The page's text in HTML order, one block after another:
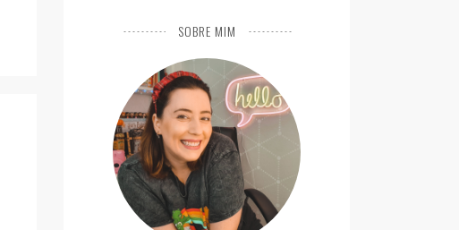
SOBRE MIM